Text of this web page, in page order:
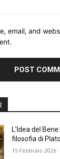
email, and
L’Idea del
filosofia di
15 Febbraio 2026